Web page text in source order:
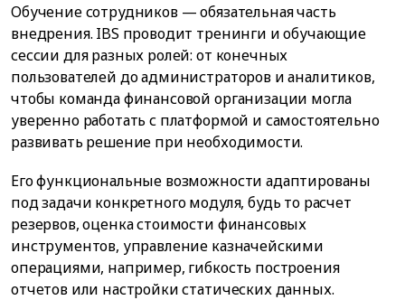
Обучение сотрудников — обязательная часть
внедрения. IBS проводит тренинги и обучающие
сессии для разных ролей: от конечных
пользователей до администраторов и аналитиков,
чтобы команда финансовой организации могла
уверенно работать с платформой и самостоятельно
развивать решение при необходимости.
Его функциональные возможности адаптированы
под задачи конкретного модуля, будь то расчет
резервов, оценка стоимости финансовых
инструментов, управление казначейскими
операциями, например, гибкость построения
отчетов или настройки статических данных.